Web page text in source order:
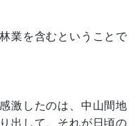
業を含むということで
激したのは、中山間地
出して、それが日頃の